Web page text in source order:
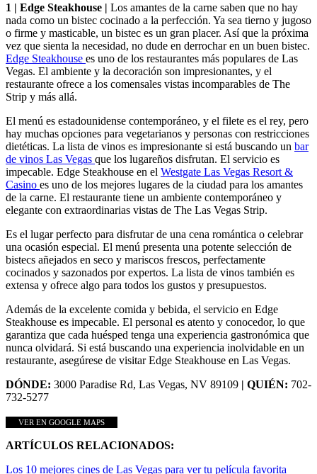
1 | Edge Steakhouse | Los amantes de la carne saben que no hay
nada como un bistec cocinado a la perfección. Ya sea tierno y jugoso
o firme y masticable, un bistec es un gran placer. Así que la próxima
vez que sienta la necesidad, no dude en derrochar en un buen bistec.
Edge Steakhouse es uno de los restaurantes más populares de Las
Vegas. El ambiente y la decoración son impresionantes, y el
restaurante ofrece a los comensales vistas incomparables de The
Strip y más allá.
El menú es estadounidense contemporáneo, y el filete es el rey, pero
hay muchas opciones para vegetarianos y personas con restricciones
dietéticas. La lista de vinos es impresionante si está buscando un bar
de vinos Las Vegas que los lugareños disfrutan. El servicio es
impecable. Edge Steakhouse en el Westgate Las Vegas Resort &
Casino es uno de los mejores lugares de la ciudad para los amantes
de la carne. El restaurante tiene un ambiente contemporáneo y
elegante con extraordinarias vistas de The Las Vegas Strip.
Es el lugar perfecto para disfrutar de una cena romántica o celebrar
una ocasión especial. El menú presenta una potente selección de
bistecs añejados en seco y mariscos frescos, perfectamente
cocinados y sazonados por expertos. La lista de vinos también es
extensa y ofrece algo para todos los gustos y presupuestos.
Además de la excelente comida y bebida, el servicio en Edge
Steakhouse es impecable. El personal es atento y conocedor, lo que
garantiza que cada huésped tenga una experiencia gastronómica que
nunca olvidará. Si está buscando una experiencia inolvidable en un
restaurante, asegúrese de visitar Edge Steakhouse en Las Vegas.
DÓNDE: 3000 Paradise Rd, Las Vegas, NV 89109 | QUIÉN: 702-
732-5277
VER EN GOOGLE MAPS
ARTÍCULOS RELACIONADOS:
Los 10 mejores cines de Las Vegas para ver tu película favorita